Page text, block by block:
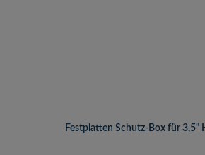
Festplatten Schutz-Box für 3,5"